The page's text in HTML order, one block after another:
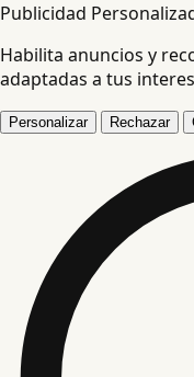
Publicidad
Habilita anuncios y
adaptadas a tus
Personalizar Rechazar